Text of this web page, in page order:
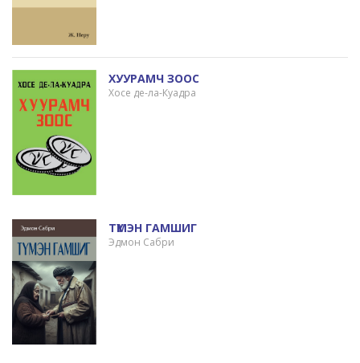
ХУУРАМЧ ЗООС
Хосе де-ла-Куадра
ТҮМЭН ГАМШИГ
Эдмон Сабри